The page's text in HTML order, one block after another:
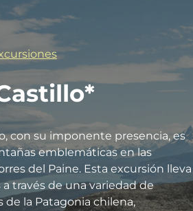
con su imponente presencia, es
emblemáticas en las
del Paine. Esta excursión lleva
a través de una variedad de
de la Patagonia chilena,